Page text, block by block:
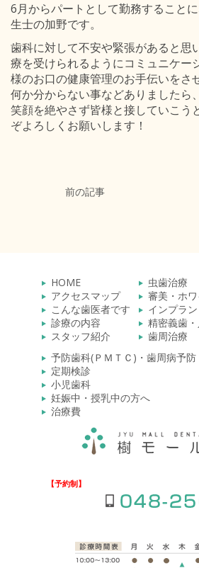
6月からパートとして勤務すること
生士の加野です。
歯科に対して不安や緊張があると思
療を受けられるようにコミュニケー
様のお口の健康管理のお手伝いをさ
何か分からない事などありましたら
笑顔を絶やさず皆様と接していこう
ぞよろしくお願いします！
前の記事
HOME
アクセスマップ
こんな歯医者です
診療の内容
スタッフ紹介
虫歯治療
審美・ホ
インプラン
精密義歯
歯周治療
予防歯科(ＰＭＴＣ)・歯周病予防
定期検診
小児歯科
妊娠中・授乳中の方へ
治療費
【予約制】